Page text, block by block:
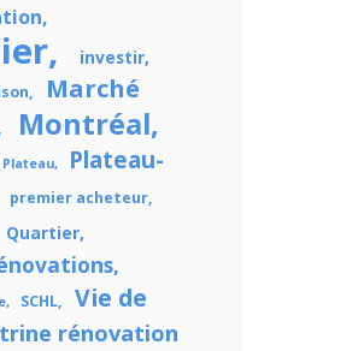
investir
Marché
Montréal
Plateau
Plateau-
premier acheteur
Quartier
SCHL
Vie de
rénovation